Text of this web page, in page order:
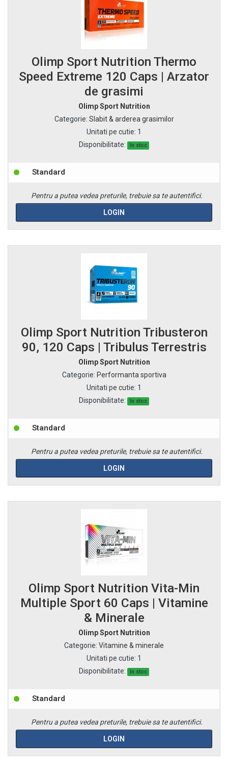
Olimp Sport Nutrition Thermo
Speed Extreme 120 Caps | Arzator
de grasimi
Olimp Sport Nutrition
Categorie: Slabit & arderea grasimilor
Unitati pe cutie: 1
Disponibilitate:
In stoc
Standard
Pentru a putea vedea preturile, trebuie sa te autentifici.
LOGIN
Olimp Sport Nutrition Tribusteron
90, 120 Caps | Tribulus Terrestris
Olimp Sport Nutrition
Categorie: Performanta sportiva
Unitati pe cutie: 1
Disponibilitate:
In stoc
Standard
Pentru a putea vedea preturile, trebuie sa te autentifici.
LOGIN
Olimp Sport Nutrition Vita-Min
Multiple Sport 60 Caps | Vitamine
& Minerale
Olimp Sport Nutrition
Categorie: Vitamine & minerale
Unitati pe cutie: 1
Disponibilitate:
In stoc
Standard
Pentru a putea vedea preturile, trebuie sa te autentifici.
LOGIN